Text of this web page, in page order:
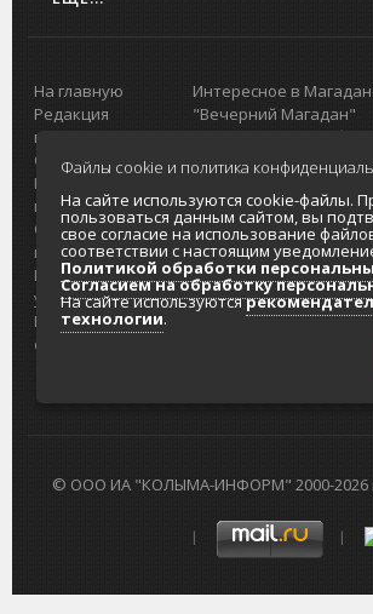
На главную
Редакция
портала
О проекте
Реклама на
портале
Отзывы и
предложения
Интернет-
услуги
Разработка
сайтов
Интересное в
"Вечерний Магадан"
Городская доска
Реклама
Главный
Колымы
Политика в отношении
персональных данных
Согласие на
данных
© ООО ИА "КОЛЫМА-ИНФОРМ" 2000-2026
Файлы cookie и политика
На сайте используются cookie-файлы.
пользоваться данным сайтом, вы
свое согласие на использование
соответствии с настоящим
Политикой обработки
Согласием на обработку
На сайте используются
технологии.